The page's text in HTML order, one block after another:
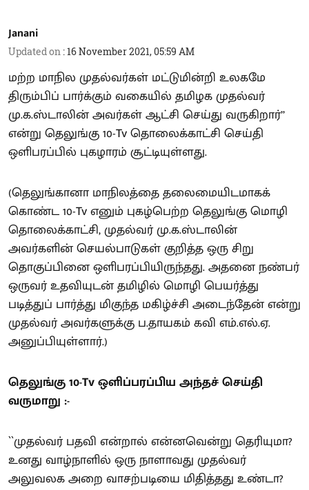
Janani
Updated on :16 November 2021, 05:59 AM
மற்ற மாநில முதல்வர்கள் மட்டுமின்றி உலகமே
திரும்பிப் பார்க்கும் வகையில் தமிழக முதல்வர்
மு.க.ஸ்டாலின் அவர்கள் ஆட்சி செய்து வருகிறார்’’
என்று தெலுங்கு 10-Tv தொலைக்காட்சி செய்தி
ஒளிபரப்பில் புகழாரம் சூட்டியுள்ளது.
(தெலுங்கானா மாநிலத்தை தலைமையிடமாகக்
கொண்ட 10-Tv எனும் புகழ்பெற்ற தெலுங்கு மொழி
தொலைக்காட்சி, முதல்வர் மு.க.ஸ்டாலின்
அவர்களின் செயல்பாடுகள் குறித்த ஒரு சிறு
தொகுப்பினை ஒளிபரப்பியிருந்தது. அதனை நண்பர்
ஒருவர் உதவியுடன் தமிழில் மொழி பெயர்த்து
படித்துப் பார்த்து மிகுந்த மகிழ்ச்சி அடைந்தேன் என்று
முதல்வர் அவர்களுக்கு ப.தாயகம் கவி எம்.எல்.ஏ.
அனுப்பியுள்ளார்.)
தெலுங்கு 10-Tv ஒளிப்பரப்பிய அந்தச் செய்தி
வருமாறு :-
``முதல்வர் பதவி என்றால் என்னவென்று தெரியுமா?
உனது வாழ்நாளில் ஒரு நாளாவது முதல்வர்
அலுவலக அறை வாசற்படியை மிதித்தது உண்டா?